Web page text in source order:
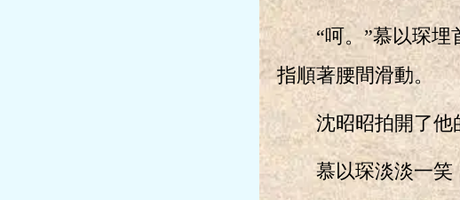
“呵。”慕以琛埋首
指順著腰間滑動。
沈昭昭拍開了他的
慕以琛淡淡一笑，